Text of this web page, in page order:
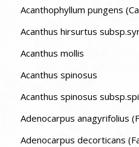
Acanthophyllum pungens
Acanthus hirsurtus
Acanthus mollis
Acanthus spinosus
Acanthus spinosus
Adenocarpus anagyrifolius
Adenocarpus decorticans